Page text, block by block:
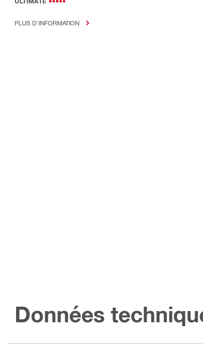
PLUS D'INFORMATION
Données